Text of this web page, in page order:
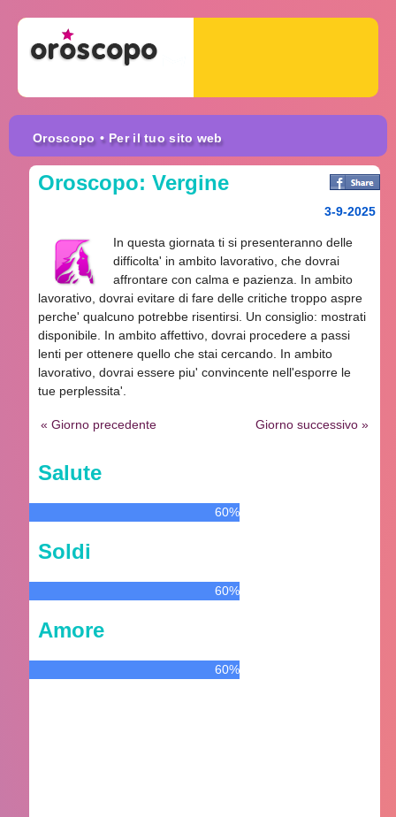
Oroscopo • Per il tuo sito web
Oroscopo: Vergine
3-9-2025
In questa giornata ti si presenteranno delle
difficolta' in ambito lavorativo, che dovrai
affrontare con calma e pazienza. In ambito
lavorativo, dovrai evitare di fare delle critiche troppo aspre
perche' qualcuno potrebbe risentirsi. Un consiglio: mostrati
disponibile. In ambito affettivo, dovrai procedere a passi
lenti per ottenere quello che stai cercando. In ambito
lavorativo, dovrai essere piu' convincente nell'esporre le
tue perplessita'.
« Giorno precedente Giorno successivo »
Salute
60%
Soldi
60%
Amore
60%